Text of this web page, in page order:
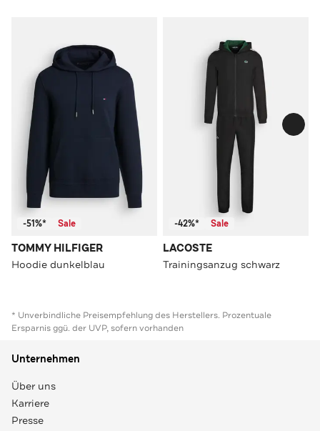
-51%* Sale
TOMMY HILFIGER
Hoodie dunkelblau
-42%* Sale
LACOSTE
Trainingsanzug schwarz
* Unverbindliche Preisempfehlung des Herstellers. Prozentuale
Ersparnis ggü. der UVP, sofern vorhanden
Unternehmen
Über uns
Karriere
Presse